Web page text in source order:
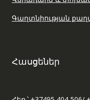
Գաղտնիության
Հասցեներ